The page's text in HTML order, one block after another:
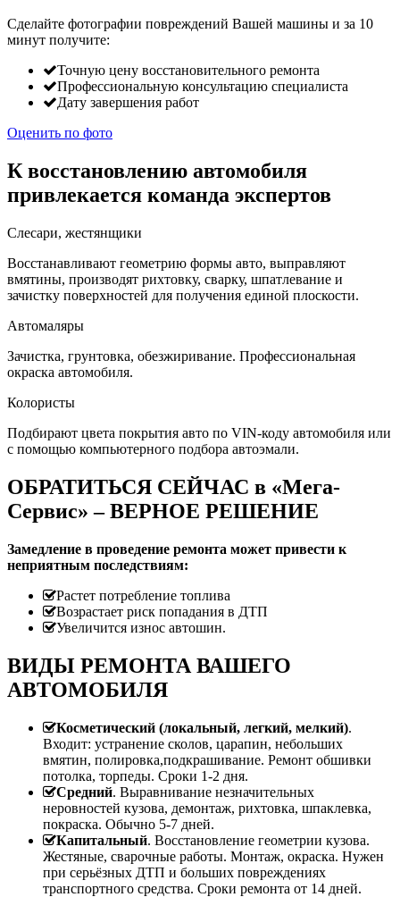
Сделайте фотографии повреждений Вашей машины и за 10
минут получите:
Точную цену восстановительного ремонта
Профессиональную консультацию специалиста
Дату завершения работ
Оценить по фото
К восстановлению автомобиля
привлекается команда экспертов
Слесари, жестянщики
Восстанавливают геометрию формы авто, выправляют
вмятины, производят рихтовку, сварку, шпатлевание и
зачистку поверхностей для получения единой плоскости.
Автомаляры
Зачистка, грунтовка, обезжиривание. Профессиональная
окраска автомобиля.
Колористы
Подбирают цвета покрытия авто по VIN-коду автомобиля или
с помощью компьютерного подбора автоэмали.
ОБРАТИТЬСЯ СЕЙЧАС в «Мега-
Сервис» – ВЕРНОЕ РЕШЕНИЕ
Замедление в проведение ремонта может привести к
неприятным последствиям:
Растет потребление топлива
Возрастает риск попадания в ДТП
Увеличится износ автошин.
ВИДЫ РЕМОНТА ВАШЕГО
АВТОМОБИЛЯ
Косметический (локальный, легкий, мелкий).
Входит: устранение сколов, царапин, небольших
вмятин, полировка,подкрашивание. Ремонт обшивки
потолка, торпеды. Сроки 1-2 дня.
Средний. Выравнивание незначительных
неровностей кузова, демонтаж, рихтовка, шпаклевка,
покраска. Обычно 5-7 дней.
Капитальный. Восстановление геометрии кузова.
Жестяные, сварочные работы. Монтаж, окраска. Нужен
при серьёзных ДТП и больших повреждениях
транспортного средства. Сроки ремонта от 14 дней.